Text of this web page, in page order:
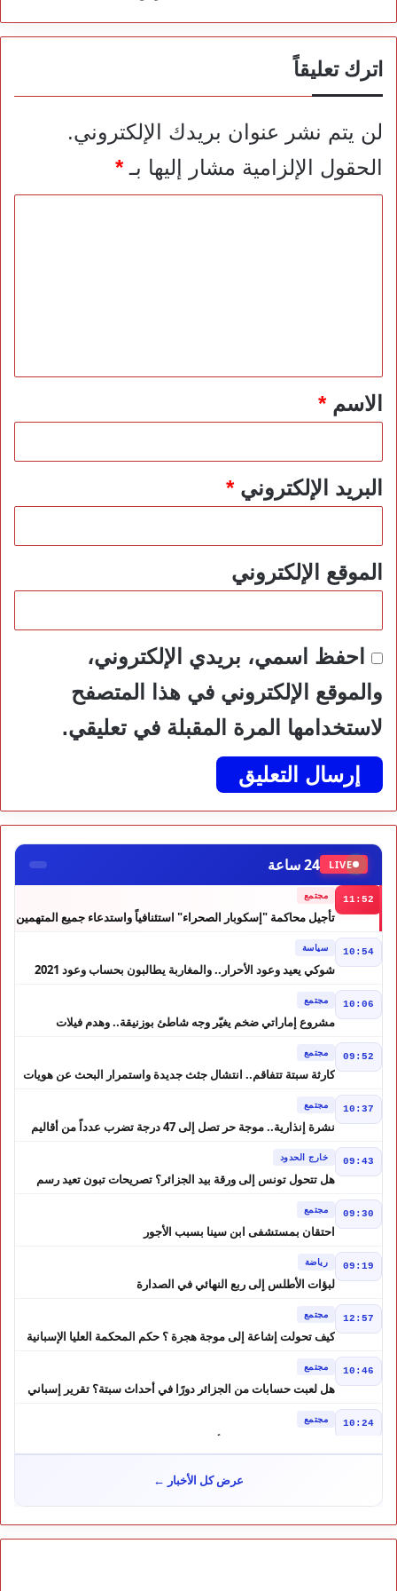
اترك تعليقاً
لن يتم نشر عنوان بريدك الإلكتروني.
الحقول الإلزامية مشار إليها بـ*
*الاسم*
البريد الإلكتروني*
الموقع الإلكتروني
احفظ اسمي، بريدي الإلكتروني،
والموقع الإلكتروني في هذا المتصفح
لاستخدامها المرة المقبلة في تعليقي.
LIVE 24 ساعة
11:52 مجتمع
تأجيل محاكمة "إسكوبار الصحراء" استئنافياً واستدعاء جميع المتهمين
10:54 سياسة
شوكي يعيد وعود الأحرار.. والمغاربة يطالبون بحساب وعود 2021
10:06 مجتمع
مشروع إماراتي ضخم يغيّر وجه شاطئ بوزنيقة.. وهدم فيلات
09:52 مجتمع
كارثة سبتة تتفاقم.. انتشال جثث جديدة واستمرار البحث عن هويات
10:37 مجتمع
نشرة إنذارية.. موجة حر تصل إلى 47 درجة تضرب عدداً من أقاليم
09:43 خارج الحدود
هل تتحول تونس إلى ورقة بيد الجزائر؟ تصريحات تبون تعيد رسم
09:30 مجتمع
احتقان بمستشفى ابن سينا بسبب الأجور
09:19 رياضة
لبؤات الأطلس إلى ربع النهائي في الصدارة
12:57 مجتمع
كيف تحولت إشاعة إلى موجة هجرة ؟ حكم المحكمة العليا الإسبانية
10:46 مجتمع
هل لعبت حسابات من الجزائر دورًا في أحداث سبتة؟ تقرير إسباني
10:24 مجتمع
طقس الاثنين بالمغرب.. أجواء حارة بعدد من المناطق ورعود مرتقبة
بالأطلس والجنوب الشرقي
زيادة مفاجئة في أسعار المحروقات بالمغرب.. درهم إضافي للغازوال
والبنزين ابتداءً من منتصف الليل
21:19 مجتمع
عرض كل الأخبار ←